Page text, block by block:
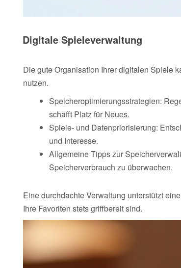
Digitale Spieleverwaltung
Die gute Organisation Ihrer digitalen Spiele
nutzen.
Speicheroptimierungsstrategien:
schafft Platz für Neues.
Spiele- und Datenpriorisierung:
und Interesse.
Allgemeine Tipps zur
Speicherverbrauch zu überwachen.
Eine durchdachte Verwaltung unterstützt
Ihre Favoriten stets griffbereit sind.